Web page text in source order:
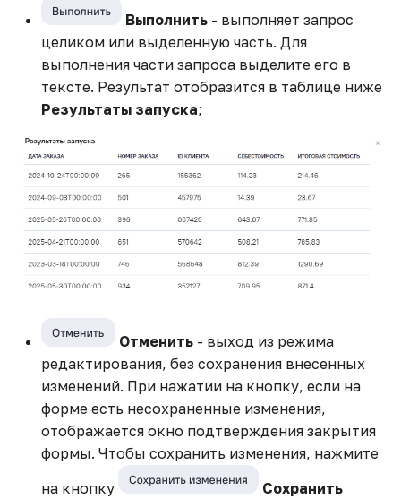
Выполнить - выполняет запрос
целиком или выделенную часть. Для
выполнения части запроса выделите его в
тексте. Результат отобразится в таблице ниже
Результаты запуска;
Отменить - выход из режима
редактирования, без сохранения внесенных
изменений. При нажатии на кнопку, если на
форме есть несохраненные изменения,
отображается окно подтверждения закрытия
формы. Чтобы сохранить изменения, нажмите
на кнопку
Сохранить